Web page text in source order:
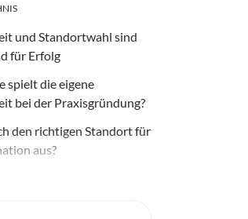
und Standortwahl sind
für Erfolg
spielt die eigene
bei der Praxisgründung?
den richtigen Standort für
aus?